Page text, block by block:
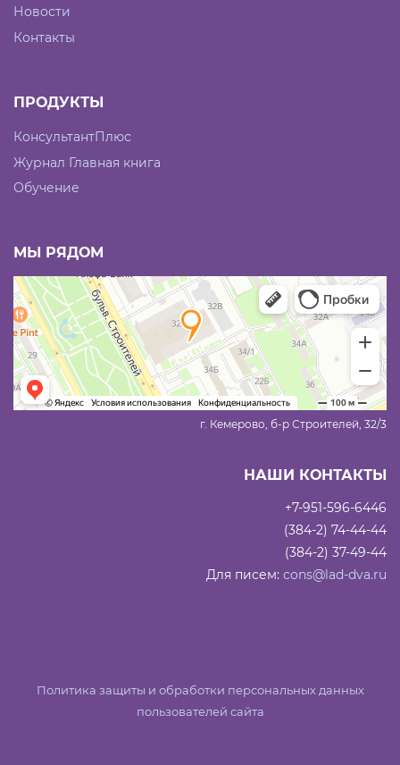
Новости
Контакты
ПРОДУКТЫ
КонсультантПлюс
Журнал Главная книга
Обучение
МЫ РЯДОМ
г. Кемерово, б-р Строителей, 32/3
НАШИ КОНТАКТЫ
+7-951-596-6446
(384-2) 74-44-44
(384-2) 37-49-44
Для писем: cons@lad-dva.ru
Политика защиты и обработки персональных данных
пользователей сайта